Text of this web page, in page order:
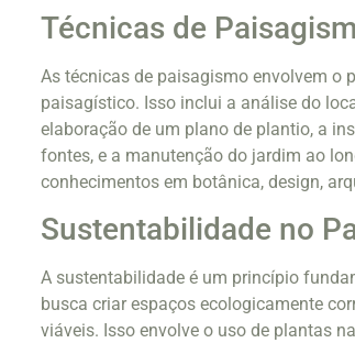
Técnicas de
As técnicas de paisagismo envolvem o
paisagístico. Isso inclui a análise do
elaboração de um plano de plantio, a
fontes, e a manutenção do jardim ao
conhecimentos em botânica, design,
Sustentabilidade no
A sustentabilidade é um princípio
busca criar espaços ecologicamente
viáveis. Isso envolve o uso de plantas